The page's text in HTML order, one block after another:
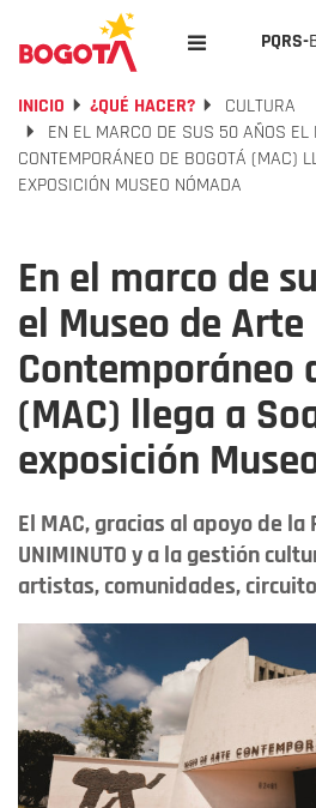
PQRS-
INICIO ¿QUÉ HACER?
CULTURA
EN EL MARCO DE SUS 50 AÑOS EL
CONTEMPORÁNEO DE BOGOTÁ (MAC)
EXPOSICIÓN MUSEO NÓMADA
En el marco de
el Museo de Arte
Contemporáneo
(MAC) llega a
exposición
El MAC, gracias al apoyo de
UNIMINUTO y a la gestión
artistas, comunidades,